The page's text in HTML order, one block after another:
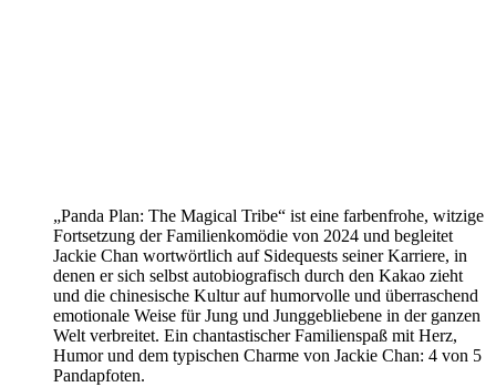
„Panda Plan: The Magical Tribe“ ist eine farbenfrohe, witzige
Fortsetzung der Familienkomödie von 2024 und begleitet
Jackie Chan wortwörtlich auf Sidequests seiner Karriere, in
denen er sich selbst autobiografisch durch den Kakao zieht
und die chinesische Kultur auf humorvolle und überraschend
emotionale Weise für Jung und Junggebliebene in der ganzen
Welt verbreitet. Ein chantastischer Familienspaß mit Herz,
Humor und dem typischen Charme von Jackie Chan: 4 von 5
Pandapfoten.